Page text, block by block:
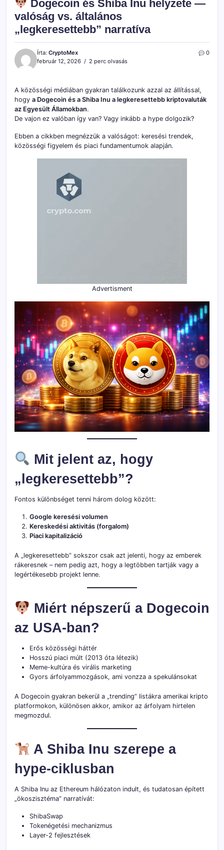
Dogecoin és Shiba Inu helyzete —
valóság vs. általános
„legkeresettebb” narratíva
Írta: CryptoMex
február 12, 2026
2 perc olvasás
0
A közösségi médiában gyakran találkozunk azzal az állítással,
hogy a Dogecoin és a Shiba Inu a legkeresettebb kriptovaluták
az Egyesült Államokban.
De vajon ez valóban így van? Vagy inkább a hype dolgozik?
Ebben a cikkben megnézzük a valóságot: keresési trendek,
közösségi figyelem és piaci fundamentumok alapján.
Advertisment
Mit jelent az, hogy
„legkeresettebb”?
Fontos különbséget tenni három dolog között:
Google keresési volumen
Kereskedési aktivitás (forgalom)
Piaci kapitalizáció
A „legkeresettebb” sokszor csak azt jelenti, hogy az emberek
rákeresnek – nem pedig azt, hogy a legtöbben tartják vagy a
legértékesebb projekt lenne.
Miért népszerű a Dogecoin
az USA-ban?
Erős közösségi háttér
Hosszú piaci múlt (2013 óta létezik)
Meme-kultúra és virális marketing
Gyors árfolyammozgások, ami vonzza a spekulánsokat
A Dogecoin gyakran bekerül a „trending” listákra amerikai kripto
platformokon, különösen akkor, amikor az árfolyam hirtelen
megmozdul.
A Shiba Inu szerepe a
hype-ciklusban
A Shiba Inu az Ethereum hálózaton indult, és tudatosan épített
„ökoszisztéma” narratívát:
ShibaSwap
Tokenégetési mechanizmus
Layer-2 fejlesztések